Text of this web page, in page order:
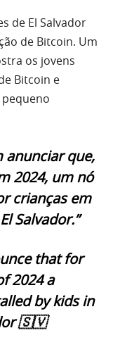
de El Salvador
de Bitcoin. Um
os jovens
Bitcoin e
anunciar que,
2024, um nó
crianças em
Salvador.”
that for
2024 a
by kids in
🇸🇻